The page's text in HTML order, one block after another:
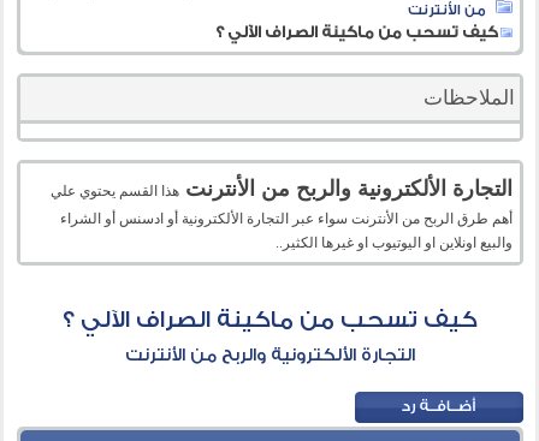
من الأنترنت
كيف تسحب من ماكينة الصراف الآلي ؟
الملاحظات
التجارة الألكترونية والربح من الأنترنت هذا القسم يحتوي علي
أهم طرق الربح من الأنترنت سواء عبر التجارة الألكترونية أو ادسنس أو الشراء
والبيع اونلاين او اليوتيوب او غيرها الكثير..
كيف تسحب من ماكينة الصراف الآلي ؟
التجارة الألكترونية والربح من الأنترنت